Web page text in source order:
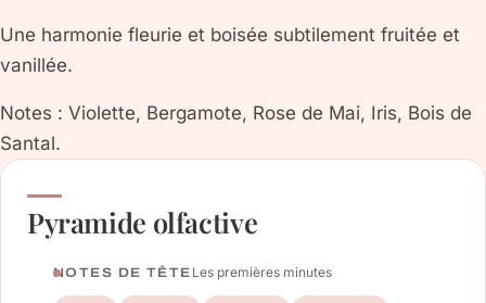
Une harmonie fleurie et boisée subtilement fruitée et
vanillée.
Notes : Violette, Bergamote, Rose de Mai, Iris, Bois de
Santal.
Pyramide olfactive
NOTES DE TÊTE Les premières minutes